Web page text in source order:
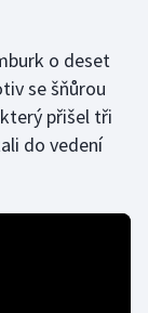
o deset
se šňůrou
přišel tři
do vedení